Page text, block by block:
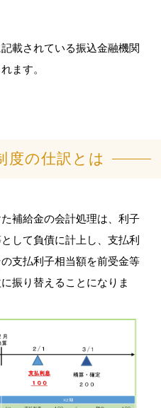
されている振込金融機関
ます。
度の仕訳とは
補給金の会計処理は、利子
して負債に計上し、支払利
支払利子相当額を前受金等
振り替えることになりま